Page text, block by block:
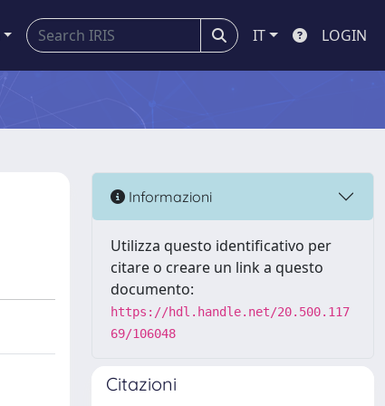
IT LOGIN
Informazioni
Utilizza questo identificativo per
citare o creare un link a questo
documento:
https://hdl.handle.net/20.500.117
69/106048
Citazioni